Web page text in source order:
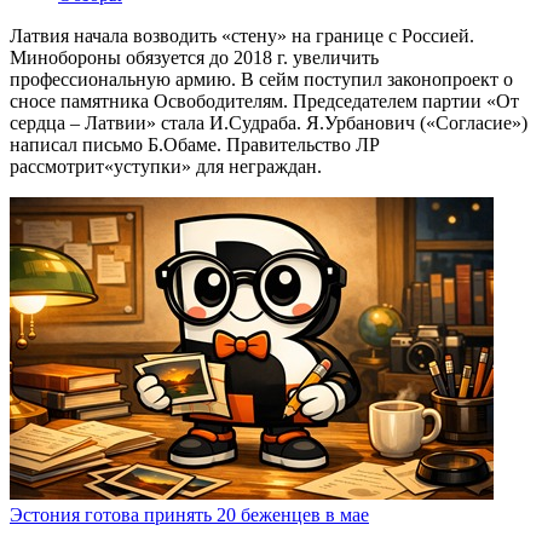
Латвия начала возводить «стену» на границе с Россией.
Минобороны обязуется до 2018 г. увеличить
профессиональную армию. В сейм поступил законопроект о
сносе памятника Освободителям. Председателем партии «От
сердца – Латвии» стала И.Судраба. Я.Урбанович («Согласие»)
написал письмо Б.Обаме. Правительство ЛР
рассмотрит«уступки» для неграждан.
Эстония готова принять 20 беженцев в мае